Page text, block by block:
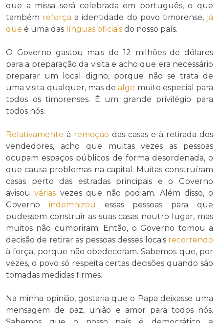
que a missa será celebrada em português, o que
também reforça a identidade do povo timorense, já
que é uma das línguas oficiais do nosso país.
O Governo gastou mais de 12 milhões de dólares
para a preparação da visita e acho que era necessário
preparar um local digno, porque não se trata de
uma visita qualquer, mas dealgo muito especial para
todos os timorenses. É um grande privilégio para
todos nós.
Relativamente à remoção das casas e à retirada dos
vendedores, acho que muitas vezes as pessoas
ocupam espaços públicos de forma desordenada, o
que causa problemas na capital. Muitas construíram
casas perto das estradas principais e o Governo
avisouvárias vezes que não podiam. Além disso, o
Governo indemnizou essas pessoas para que
pudessem construir as suas casas noutro lugar, mas
muitos não cumpriram. Então, o Governo tomou a
decisão de retirar as pessoas desses locais recorrendo
à força, porque não obedeceram. Sabemos que, por
vezes, o povo só respeita certas decisões quando são
tomadas medidas firmes.
Na minha opinião, gostaria que o Papa deixasse uma
mensagem de paz, união e amor para todos nós.